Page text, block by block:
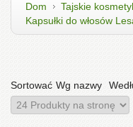
Dom Tajskie
Kapsułki do włosów
Sortować Wg nazwy